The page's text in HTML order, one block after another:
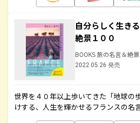
自分らしく生き
絶景１００
BOOKS 旅の名言＆絶景
2022.05.26 発売
世界を４０年以上歩いてきた「地球の
けする、人生を輝かせるフランスの名